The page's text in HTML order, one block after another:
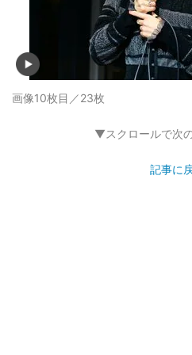
画像10枚目／23枚
▼スクロールで次
記事に